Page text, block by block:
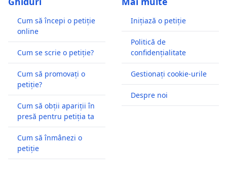
Cum să începi o petiție
online
Cum se scrie o petiție?
Cum să promovați o
petiție?
Cum să obții apariții în
presă pentru petiția ta
Cum să înmânezi o
petiție
Inițiază o petiție
Politică de
confidențialitate
Gestionați cookie-urile
Despre noi